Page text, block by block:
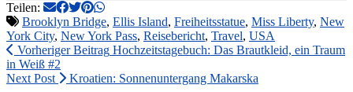
Teilen:
Brooklyn Bridge, Ellis Island, Freiheitsstatue, Miss Liberty, New
York City, New York Pass, Reisebericht, Travel, USA
Vorheriger Beitrag Hochzeitstagebuch: Das Brautkleid, ein Traum
in Weiß #2
Next Post
Kroatien: Sonnenuntergang Makarska